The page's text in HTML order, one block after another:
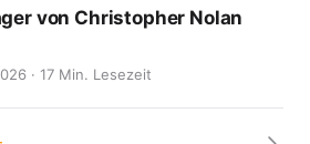
von Christopher Nolan
· 17 Min. Lesezeit